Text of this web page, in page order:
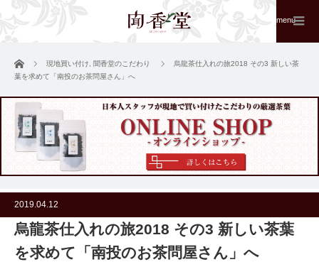
menu
ホーム 現地買い付け 聞香堂のこだわり
烏龍茶仕入れの旅2018 その3 新しい茶
葉を求めて「南投のお茶問屋さん」へ
2019.04.12
烏龍茶仕入れの旅2018 その3 新しい茶葉
を求めて「南投のお茶問屋さん」へ